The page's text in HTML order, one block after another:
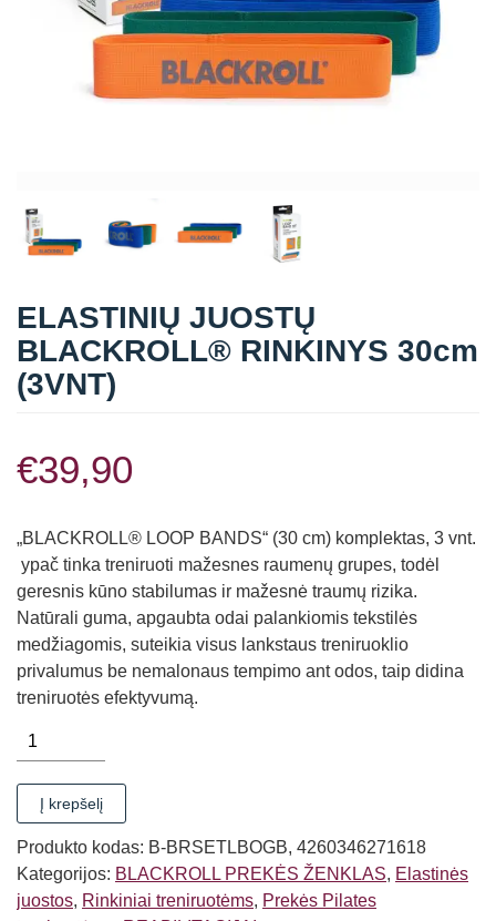
Straipsniai
Atsiliepimai
ELASTINIŲ JUOSTŲ
BLACKROLL® RINKINYS 30cm
(3VNT)
€39,90
„BLACKROLL® LOOP BANDS“ (30 cm) komplektas, 3 vnt.
ypač tinka treniruoti mažesnes raumenų grupes, todėl
geresnis kūno stabilumas ir mažesnė traumų rizika.
Natūrali guma, apgaubta odai palankiomis tekstilės
medžiagomis, suteikia visus lankstaus treniruoklio
privalumus be nemalonaus tempimo ant odos, taip didina
treniruotės efektyvumą.
produkto
kiekis:
ELASTINIŲ
JUOSTŲ
BLACKROLL®
RINKINYS
30cm
Į krepšelį
Produkto kodas: B-BRSETLBOGB, 4260346271618
Kategorijos: BLACKROLL PREKĖS ŽENKLAS, Elastinės
juostos, Rinkiniai treniruotėms, Prekės Pilates